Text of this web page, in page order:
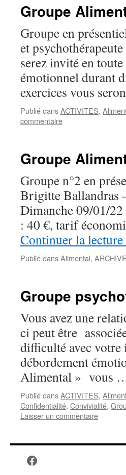
Groupe
Groupe en
et
serez invité en
émotionnel durant
exercices vous
Publié dansACTIVITES,
commentaire
Groupe
Groupe n°2 en
Brigitte Ballandras
Dimanche 09/01/
: 40 €, tarif
Continuer la lecture
Publié dansAlimental,
Groupe
Vous avez une
ci peut être
difficulté avec votre
débordement
Alimental » vous
Publié dansACTIVITES,
Confidentialité, Convivialité,
Laisser un commentaire